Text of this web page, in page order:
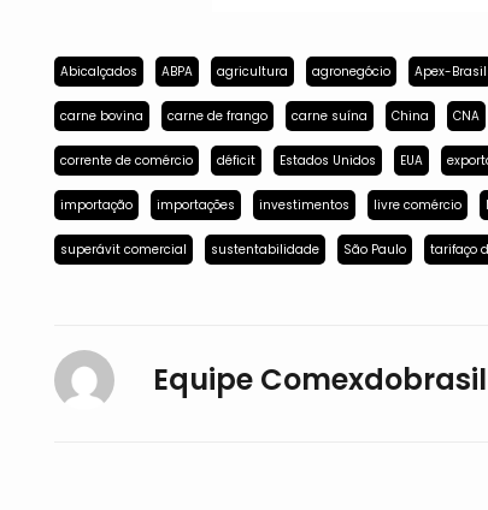
Abicalçados ABPA agricultura agronegócio Apex-Brasil
carne bovina carne de frango carne suína China CNA
corrente de comércio déficit Estados Unidos EUA
importação importações investimentos livre comércio
superávit comercial sustentabilidade São Paulo tarifaço
Equipe Comexdobrasil